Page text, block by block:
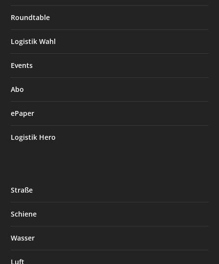
Roundtable
Logistik Wahl
Events
Abo
ePaper
Logistik Hero
Straße
Schiene
Wasser
Luft